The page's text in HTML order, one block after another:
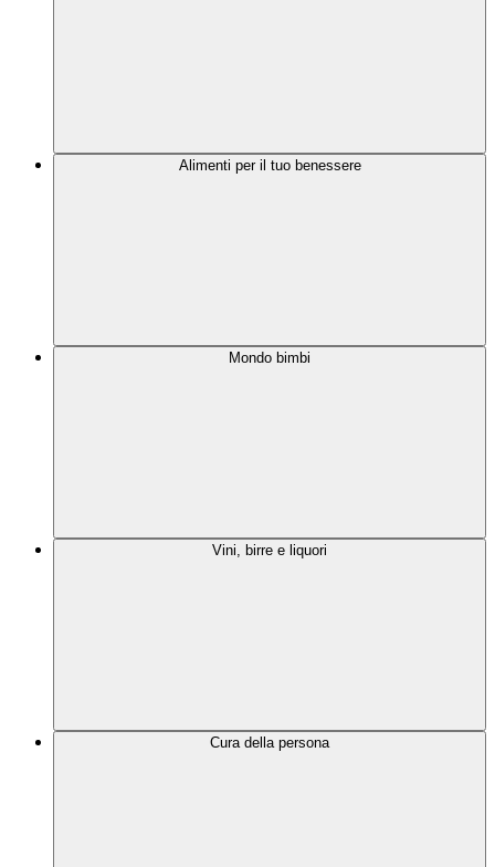
Alimenti per il tuo benessere
Mondo bimbi
Vini, birre e liquori
Cura della persona